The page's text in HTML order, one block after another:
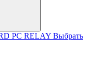
PC RELAY Выбрать